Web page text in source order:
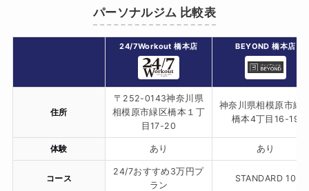
パーソナルジム 比較表
24/7Workout 橋本店 BEYOND 橋本店
住所
〒252-0143神奈川県
相模原市緑区橋本１丁
目17-20
神奈川県相模原市緑
橋本4丁目16-19
体験 あり あり
コース
24/7おすすめ3万円プ
ラン
STANDARD 10